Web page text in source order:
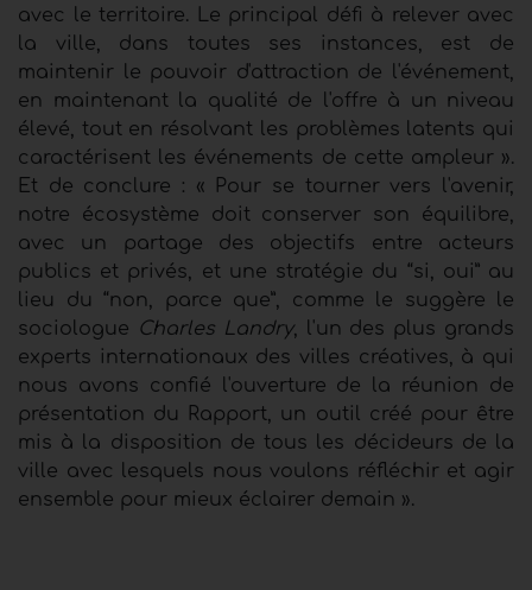
avec le territoire. Le principal défi à relever avec
la ville, dans toutes ses instances, est de
maintenir le pouvoir d'attraction de l'événement,
en maintenant la qualité de l'offre à un niveau
élevé, tout en résolvant les problèmes latents qui
caractérisent les événements de cette ampleur ».
Et de conclure : « Pour se tourner vers l'avenir,
notre écosystème doit conserver son équilibre,
avec un partage des objectifs entre acteurs
publics et privés, et une stratégie du “si, oui” au
lieu du “non, parce que”, comme le suggère le
sociologue Charles Landry, l'un des plus grands
experts internationaux des villes créatives, à qui
nous avons confié l'ouverture de la réunion de
présentation du Rapport, un outil créé pour être
mis à la disposition de tous les décideurs de la
ville avec lesquels nous voulons réfléchir et agir
ensemble pour mieux éclairer demain ».